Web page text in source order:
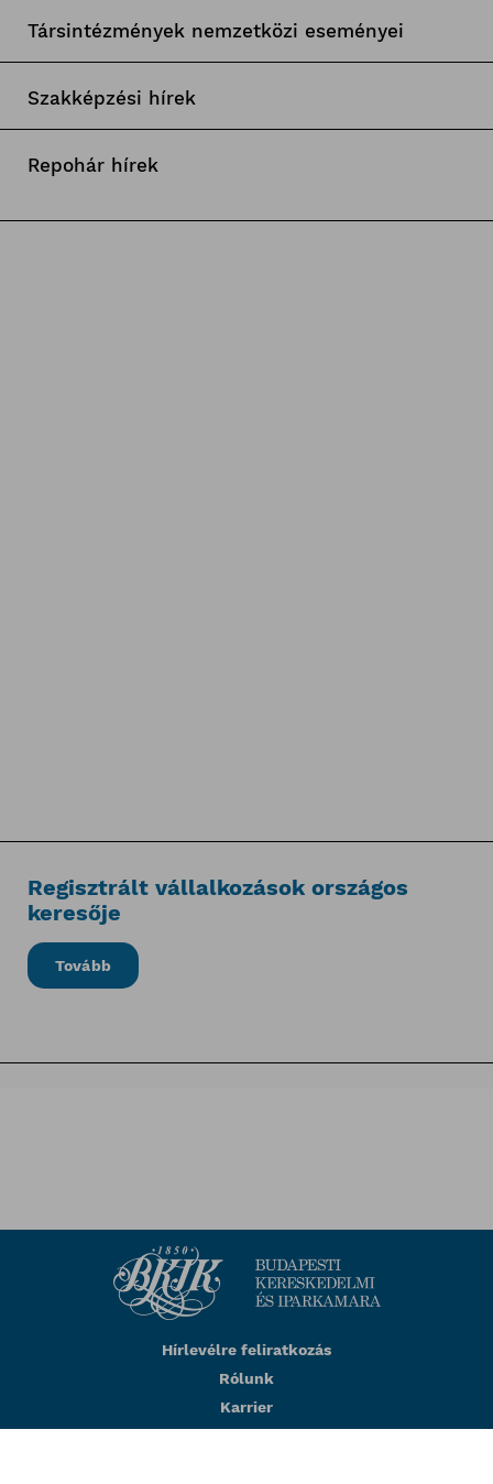
Társintézmények nemzetközi eseményei
Szakképzési hírek
Repohár hírek
Regisztrált vállalkozások országos
keresője
Tovább
Hírlevélre feliratkozás
Rólunk
Karrier